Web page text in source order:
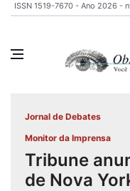
ISSN 1519-7670 - Ano 2026 -
Jornal de Debates
Monitor da Imprensa
Tribune
de Nova